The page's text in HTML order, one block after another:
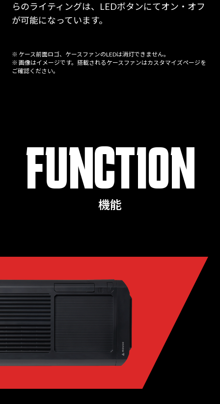
らのライティングは、LEDボタンにてオン・オフ
が可能になっています。
※ ケース前面ロゴ、ケースファンのLEDは消灯できません。
※ 画像はイメージです。搭載されるケースファンはカスタマイズページを
ご確認ください。
FUNCTION
機能